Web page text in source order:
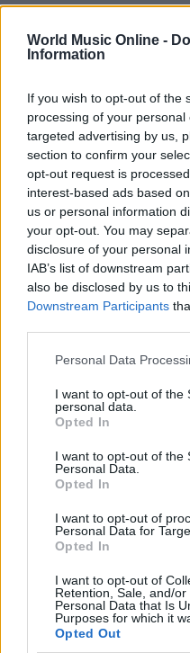
World Music Online -
Information
If you wish to opt-out of the
processing of your
targeted advertising by us,
section to confirm your
opt-out request is
interest-based ads based
us or personal information
your opt-out. You may
disclosure of your personal
IAB’s list of downstream
also be disclosed by us to
Downstream Participants
Please note that this
not limited to your visit or
grant or deny consent to
use your data for below
consent section.
Personal Data
I want to opt-out of the
personal data.
Opted In
I want to opt-out of the
Personal Data.
Opted In
I want to opt-out of
Personal Data for
Opted In
I want to opt-out of
Retention, Sale, and/
Personal Data that Is
Purposes for which it
Opted Out
Redazione
Continua a
NEWS